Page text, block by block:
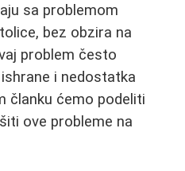
sa problemom
bez obzira na
problem često
i nedostatka
članku ćemo podeliti
ove probleme na